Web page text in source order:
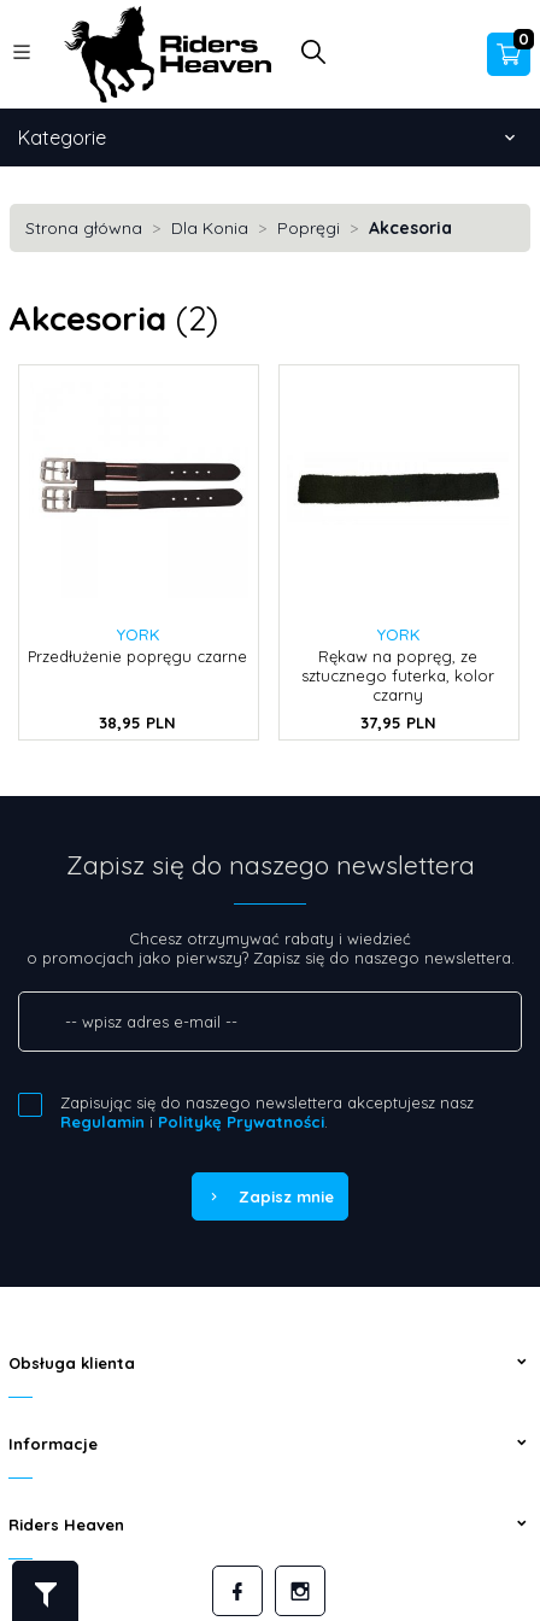
0
Kategorie
Strona główna Dla Konia Popręgi Akcesoria
Akcesoria (2)
YORK
Przedłużenie popręgu czarne
38,95 PLN
YORK
Rękaw na popręg, ze
sztucznego futerka, kolor
czarny
37,95 PLN
Zapisz się do naszego newslettera
Chcesz otrzymywać rabaty i wiedzieć
o promocjach jako pierwszy? Zapisz się do naszego newslettera.
Zapisując się do naszego newslettera akceptujesz nasz
Regulamin i Politykę Prywatności.
Zapisz mnie
Obsługa klienta
Informacje
Riders Heaven